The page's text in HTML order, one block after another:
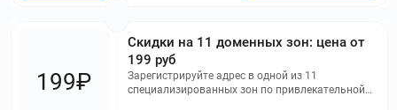
партнёров Рег.ру.
Скидки на 11 доменных зон: цена от
199 руб
Зарегистрируйте адрес в одной из 11
специализированных зон по привлекательной
199₽